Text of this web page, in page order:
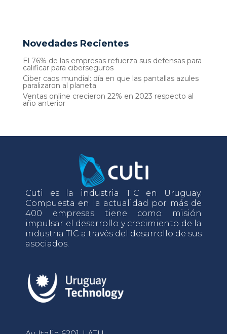
Novedades Recientes
El 76% de las empresas refuerza sus defensas para
calificar para ciberseguros
Ciber caos mundial: día en que las pantallas azules
paralizaron al planeta
Ventas online crecieron 22% en 2023 respecto al
año anterior
Cuti es la industria TIC en Uruguay.
Compuesta en la actualidad por más de
400 empresas tiene como misión
impulsar el desarrollo y crecimiento de la
industria TIC a través del desarrollo de sus
asociados.